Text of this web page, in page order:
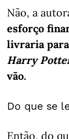
Não, a
esforço
livraria
Harry
vão.
Do que se
Então, do